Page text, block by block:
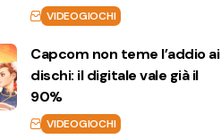
VIDEOGIOCHI
Capcom non teme l’addio ai
dischi: il digitale vale già il
90%
VIDEOGIOCHI